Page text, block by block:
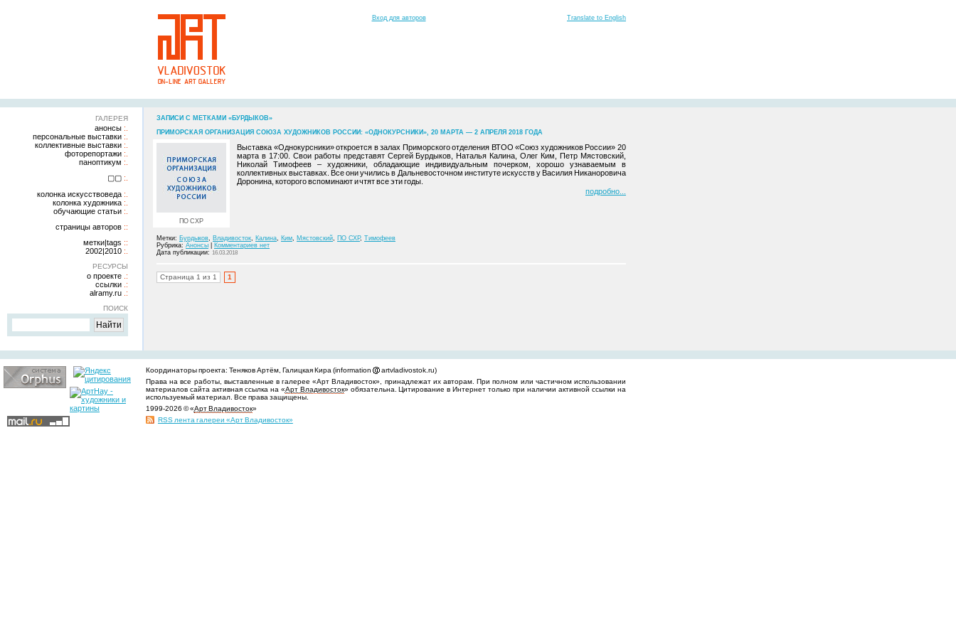
Вход для авторов Translate to English
ГАЛЕРЕЯ
анонсы
персональные выставки
коллективные выставки
фоторепортажи
паноптикум
▢▢
колонка искусствоведа
колонка художника
обучающие статьи
страницы авторов
метки|tags
2002|2010
РЕСУРСЫ
о проекте
ссылки
alramy.ru
ПОИСК
ЗАПИСИ С МЕТКАМИ «БУРДЫКОВ»
ПРИМОРСКАЯ ОРГАНИЗАЦИЯ СОЮЗА ХУДОЖНИКОВ РОССИИ: «ОДНОКУРСНИКИ», 20 МАРТА — 2 АПРЕЛЯ 2018 ГОДА
ПО СХР
Выставка «Однокурсники» откроется в залах Приморского отделения ВТОО «Союз художников России» 20
марта в 17:00. Свои работы представят Сергей Бурдыков, Наталья Калина, Олег Ким, Петр Мястовский,
Николай Тимофеев – художники, обладающие индивидуальным почерком, хорошо узнаваемым в
коллективных выставках. Все они учились в Дальневосточном институте искусств у Василия Никаноровича
Доронина, которого вспоминают и чтят все эти годы.
подробно
Метки: Бурдыков, Владивосток, Калина, Ким, Мястовский, ПО СХР, Тимофеев
Рубрика: Анонсы
Комментариев нет
Дата публикации: 16.03.2018
Страница 1 из 1 1
Координаторы проекта: Теняков Артём, Галицкая Кира (information
artvladivostok.ru)
Права на все работы, выставленные в галерее «Арт Владивосток», принадлежат их авторам. При полном или частичном использовании
материалов сайта активная ссылка на «Арт Владивосток» обязательна. Цитирование в Интернет только при наличии активной ссылки на
используемый материал. Все права защищены.
1999-2026 © «Арт Владивосток»
RSS лента галереи «Арт Владивосток»